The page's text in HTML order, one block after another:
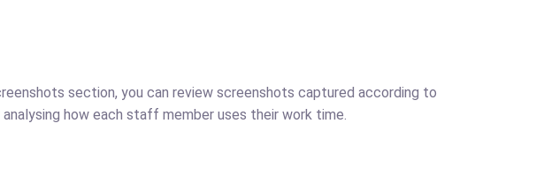
section, you can review screenshots captured according to
how each staff member uses their work time.